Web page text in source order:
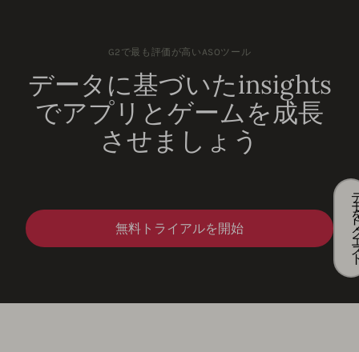
G2で最も評価が高いASOツール
データに基づいたinsights
でアプリとゲームを成長
させましょう
無料トライアルを開始